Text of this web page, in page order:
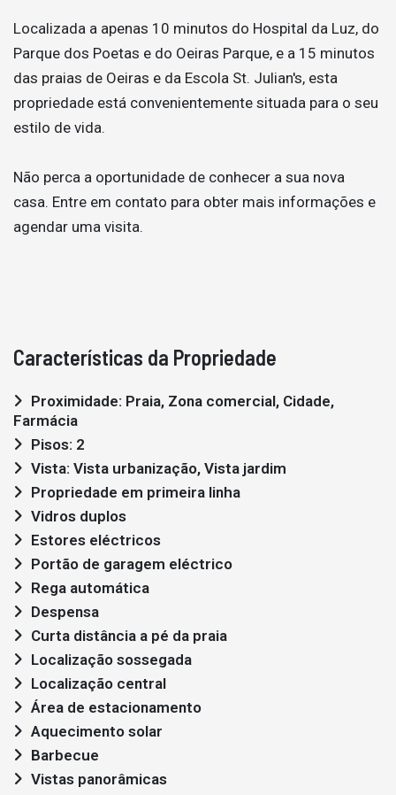
Localizada a apenas 10 minutos do Hospital da Luz, do
Parque dos Poetas e do Oeiras Parque, e a 15 minutos
das praias de Oeiras e da Escola St. Julian's, esta
propriedade está convenientemente situada para o seu
estilo de vida.
Não perca a oportunidade de conhecer a sua nova
casa. Entre em contato para obter mais informações e
agendar uma visita.
Características da Propriedade
Farmácia
Pisos: 2
Vista: Vista urbanização, Vista jardim
Propriedade em primeira linha
Vidros duplos
Estores eléctricos
Portão de garagem eléctrico
Rega automática
Despensa
Curta distância a pé da praia
Localização sossegada
Localização central
Área de estacionamento
Aquecimento solar
Barbecue
Vistas panorâmicas